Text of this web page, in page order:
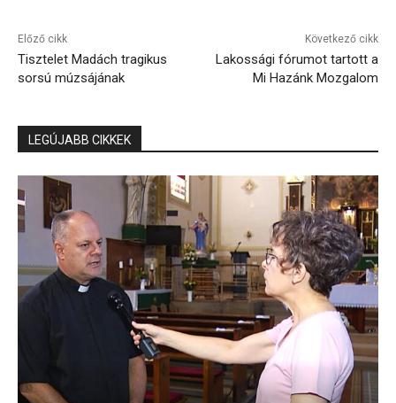
Előző cikk
Tisztelet Madách tragikus
sorsú múzsájának
Következő cikk
Lakossági fórumot tartott a
Mi Hazánk Mozgalom
LEGÚJABB CIKKEK